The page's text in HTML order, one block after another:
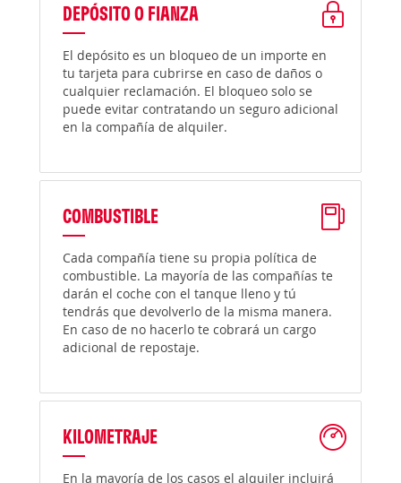
DEPÓSITO O FIANZA
El depósito es un bloqueo de un importe en
tu tarjeta para cubrirse en caso de daños o
cualquier reclamación. El bloqueo solo se
puede evitar contratando un seguro adicional
en la compañía de alquiler.
COMBUSTIBLE
Cada compañía tiene su propia política de
combustible. La mayoría de las compañías te
darán el coche con el tanque lleno y tú
tendrás que devolverlo de la misma manera.
En caso de no hacerlo te cobrará un cargo
adicional de repostaje.
KILOMETRAJE
En la mayoría de los casos el alquiler incluirá